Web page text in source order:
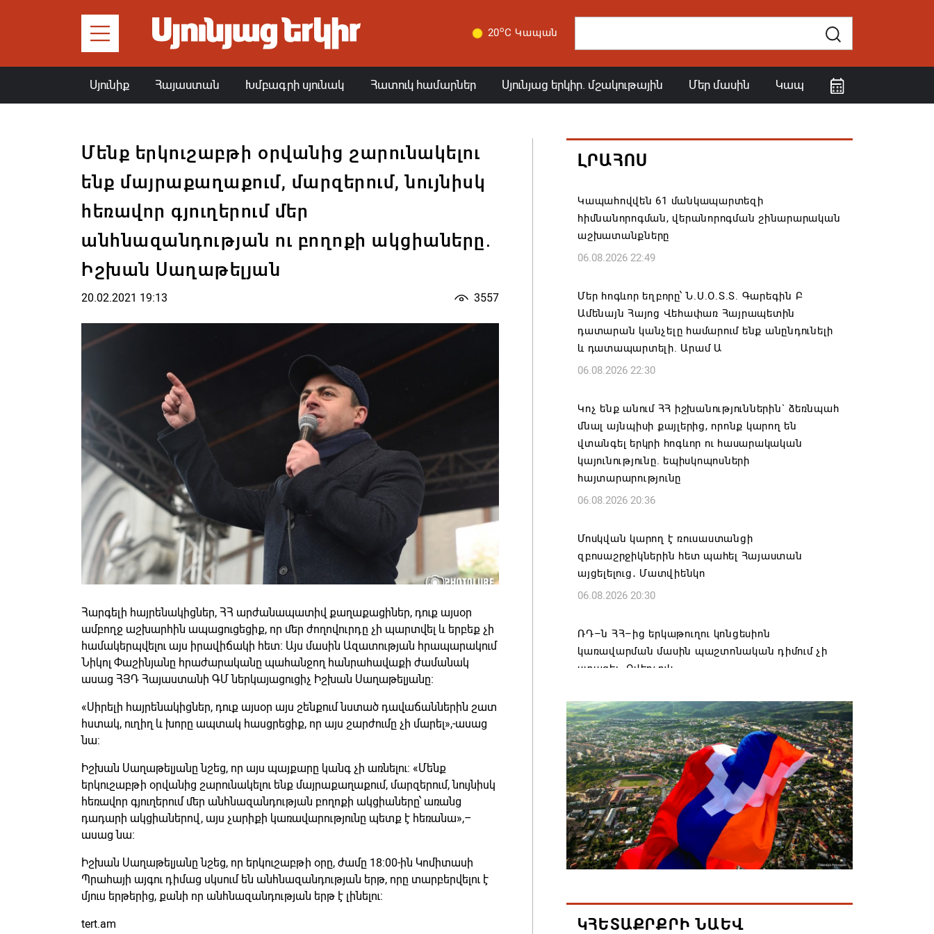
20oC Կապան
Սյունիք Հայաստան Խմբագրի սյունակ Հատուկ համարներ Սյունյաց երկիր. մշակութային Մեր մասին Կապ
Մենք երկուշաբթի օրվանից շարունակելու
ենք մայրաքաղաքում, մարզերում, նույնիսկ
հեռավոր գյուղերում մեր
անհնազանդության ու բողոքի ակցիաները․
Իշխան Սաղաթելյան
20.02.2021 19:13 3557
Հարգելի հայրենակիցներ, ՀՀ արժանապատիվ քաղաքացիներ, դուք այսօր
ամբողջ աշխարհին ապացուցեցիք, որ մեր ժողովուրդը չի պարտվել և երբեք չի
համակերպվելու այս իրավիճակի հետ։ Այս մասին Ազատության հրապարակում
Նիկոլ Փաշինյանը հրաժարականը պահանջող հանրահավաքի ժամանակ
ասաց ՀՅԴ Հայաստանի ԳՄ ներկայացուցիչ Իշխան Սաղաթելյանը։
«Սիրելի հայրենակիցներ, դուք այսօր այս շենքում նստած դավաճաններին շատ
հստակ, ուղիղ և խորը ապտակ հասցրեցիք, որ այս շարժումը չի մարել»,-ասաց
նա։
Իշխան Սաղաթելյանը նշեց, որ այս պայքարը կանգ չի առնելու։ «Մենք
երկուշաբթի օրվանից շարունակելու ենք մայրաքաղաքում, մարզերում, նույնիսկ
հեռավոր գյուղերում մեր անհնազանդության բողոքի ակցիաները՝ առանց
դադարի ակցիաներով, այս չարիքի կառավարությունը պետք է հեռանա»,–
ասաց նա։
Իշխան Սաղաթելյանը նշեց, որ երկուշաբթի օրը, ժամը 18։00-ին Կոմիտասի
Պրահայի այգու դիմաց սկսում են անհնազանդության երթ, որը տարբերվելու է
մյուս երթերից, քանի որ անհնազանդության երթ է լինելու։
tert.am
ԼՐԱՀՈՍ
Կապահովվեն 61 մանկապարտեզի
հիմնանորոգման, վերանորոգման շինարարական
աշխատանքները
06.08.2026 22:49
Մեր հոգևոր եղբորը՝ Ն.Ս.Օ.Տ.Տ. Գարեգին Բ
Ամենայն Հայոց Վեհափառ Հայրապետին
դատարան կանչելը համարում ենք անընդունելի
և դատապարտելի. Արամ Ա
06.08.2026 22:30
Կոչ ենք անում ՀՀ իշխանություններին` ձեռնպահ
մնալ այնպիսի քայլերից, որոնք կարող են
վտանգել երկրի հոգևոր ու հասարակական
կայունությունը. եպիսկոպոսների
հայտարարությունը
06.08.2026 20:36
Մոսկվան կարող է ռուսաստանցի
զբոսաշրջիկներին հետ պահել Հայաստան
այցելելուց․ Մատվիենկո
06.08.2026 20:30
ՌԴ–ն ՀՀ–ից երկաթուղու կոնցեսիոն
կառավարման մասին պաշտոնական դիմում չի
ստացել. Օվերչուկ
Հայաստանյայց Առաքելական Եկեղեցու
առաջնորդը կկանգնի դատարանի առջև՝
կառավարության հետ խորացող
հակամարտության պատճառով․ Reuters-ի
արձագանքը
06.08.2026 18:41
Ռուսաստանից Ադրբեջանի տարածքով
06.08.2026 17:52
ԿՀԵՏԱՔՐՔՐԻ ՆԱԵՎ